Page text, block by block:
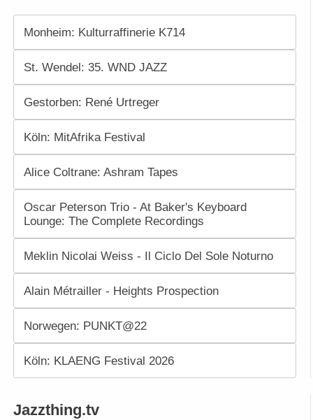
Monheim: Kulturraffinerie K714
St. Wendel: 35. WND JAZZ
Gestorben: René Urtreger
Köln: MitAfrika Festival
Alice Coltrane: Ashram Tapes
Oscar Peterson Trio - At Baker's Keyboard
Lounge: The Complete Recordings
Meklin Nicolai Weiss - Il Ciclo Del Sole Noturno
Alain Métrailler - Heights Prospection
Norwegen: PUNKT@22
Köln: KLAENG Festival 2026
Jazzthing.tv